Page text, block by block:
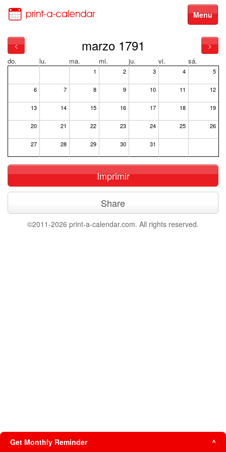
Menu
< marzo 1791 >
do. lu. ma. mi. ju. vi. sá.
1 2 3 4 5
6 7 8 9 10 11 12
13 14 15 16 17 18 19
20 21 22 23 24 25 26
27 28 29 30 31
Imprimir
Share
©2011-2026 print-a-calendar.com. All rights reserved.
Get Monthly Reminder ^